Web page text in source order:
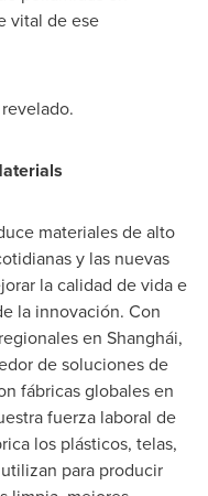
vital de ese
materiales de alto
y las nuevas
la calidad de vida e
la innovación. Con
en Shanghái,
de soluciones de
fábricas globales en
fuerza laboral de
los plásticos, telas,
para producir